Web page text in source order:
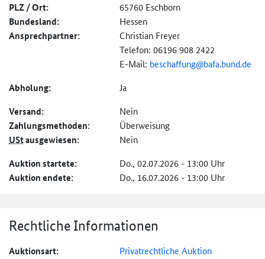
PLZ / Ort: 65760 Eschborn
Bundesland: Hessen
Ansprechpartner:
Christian Freyer
Telefon: 06196 908 2422
E-Mail: beschaffung@bafa.bund.de
Abholung: Ja
Versand: Nein
Zahlungs­methoden: Überweisung
UStausgewiesen: Nein
Auktion startete: Do., 02.07.2026 - 13:00 Uhr
Auktion endete: Do., 16.07.2026 - 13:00 Uhr
Rechtliche Informationen
Auktionsart: Privatrechtliche Auktion